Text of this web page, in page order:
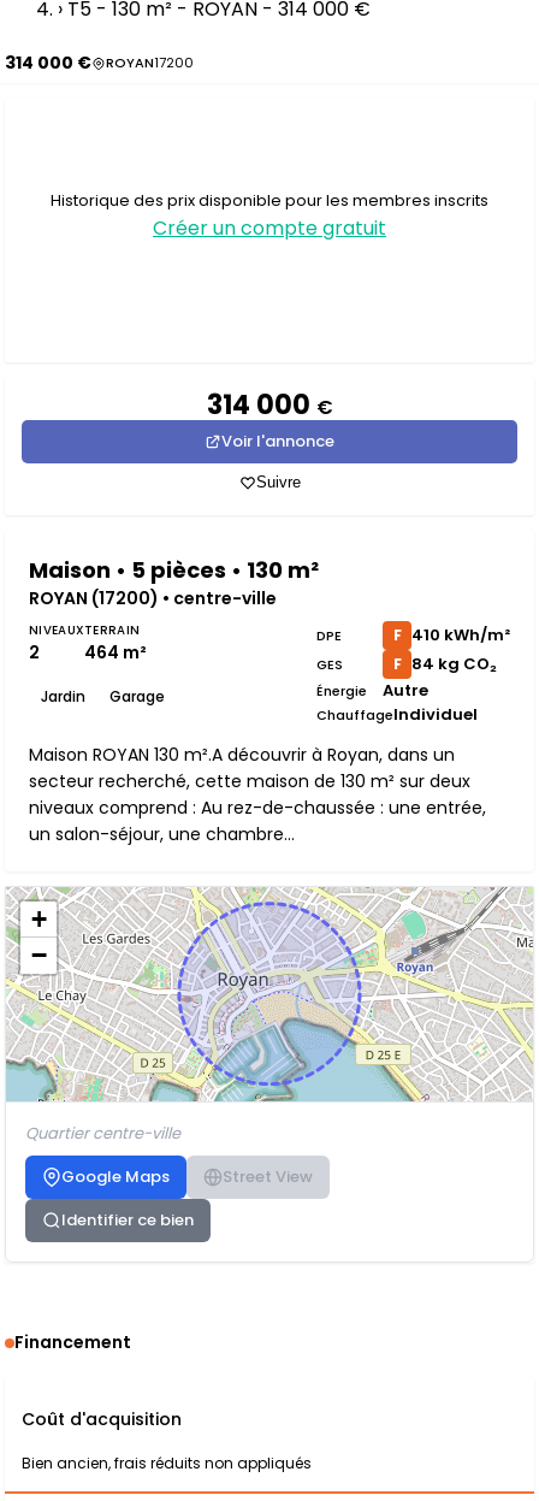
› T5 - 130 m² - ROYAN - 314 000 €
314 000 € ROYAN17200
Historique des prix disponible pour les membres inscrits
Créer un compte gratuit
314 000 €
Voir l'annonce
Suivre
Maison • 5 pièces • 130 m²
ROYAN (17200) • centre-ville
NIVEAUX
2
TERRAIN
464 m²
Jardin Garage
DPE F 410 kWh/m²
GES F 84 kg CO₂
Énergie Autre
ChauffageIndividuel
Maison ROYAN 130 m².A découvrir à Royan, dans un
secteur recherché, cette maison de 130 m² sur deux
niveaux comprend : Au rez-de-chaussée : une entrée,
un salon-séjour, une chambre...
+
−
Quartier centre-ville
Google Maps
Street View
Identifier ce bien
Financement
Coût d'acquisition
Bien ancien, frais réduits non appliqués